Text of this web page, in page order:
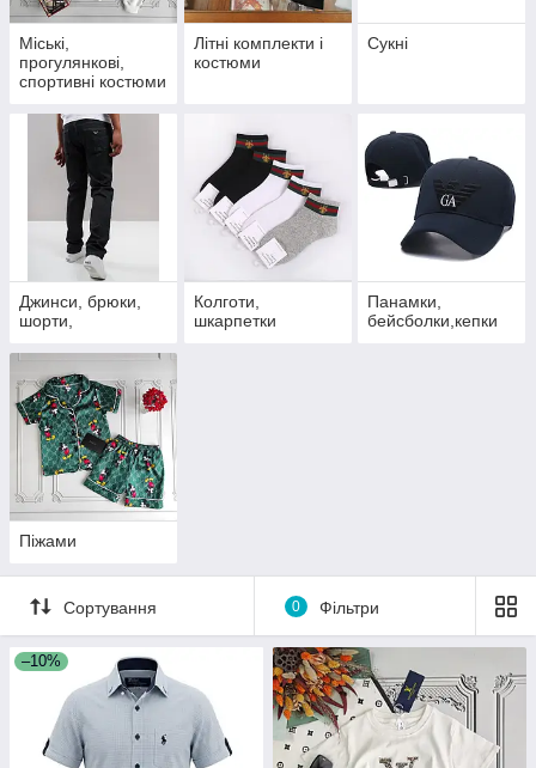
Міські,
прогулянкові,
спортивні костюми
Літні комплекти і
костюми
Сукні
Джинси, брюки,
шорти,
Колготи,
шкарпетки
Панамки,
бейсболки,кепки
Піжами
Сортування 0 Фільтри
–10%